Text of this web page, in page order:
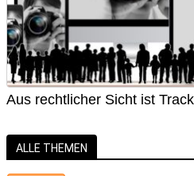
Aus rechtlicher Sicht ist
ALLE THEMEN